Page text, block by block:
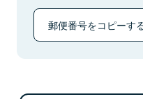
郵便番号をコピーす